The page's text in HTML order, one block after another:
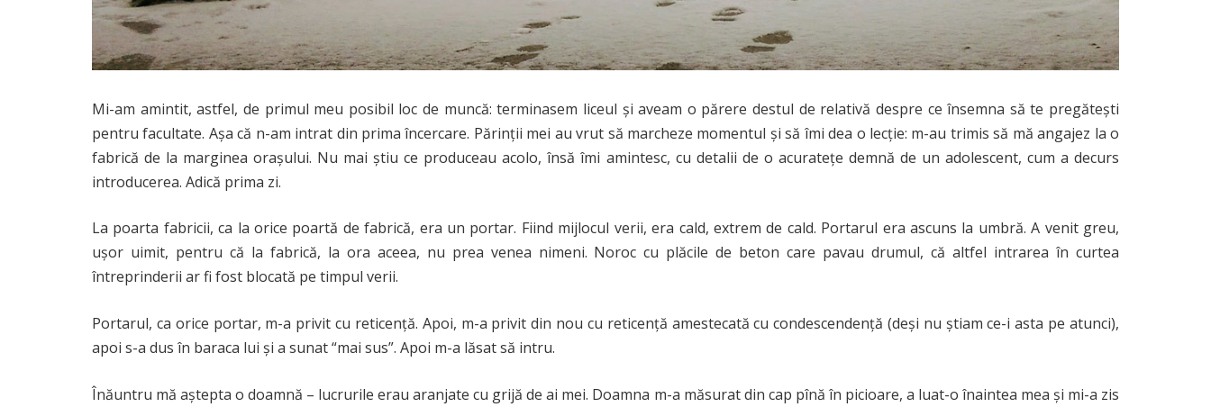
Mi-am amintit, astfel, de primul meu posibil loc de muncă: terminasem liceul și aveam o părere destul de relativă despre ce însemna să te pregătești
pentru facultate. Așa că n-am intrat din prima încercare. Părinții mei au vrut să marcheze momentul și să îmi dea o lecție: m-au trimis să mă angajez la o
fabrică de la marginea orașului. Nu mai știu ce produceau acolo, însă îmi amintesc, cu detalii de o acuratețe demnă de un adolescent, cum a decurs
introducerea. Adică prima zi.
La poarta fabricii, ca la orice poartă de fabrică, era un portar. Fiind mijlocul verii, era cald, extrem de cald. Portarul era ascuns la umbră. A venit greu,
ușor uimit, pentru că la fabrică, la ora aceea, nu prea venea nimeni. Noroc cu plăcile de beton care pavau drumul, că altfel intrarea în curtea
întreprinderii ar fi fost blocată pe timpul verii.
Portarul, ca orice portar, m-a privit cu reticență. Apoi, m-a privit din nou cu reticență amestecată cu condescendență (deși nu știam ce-i asta pe atunci),
apoi s-a dus în baraca lui și a sunat “mai sus”. Apoi m-a lăsat să intru.
Înăuntru mă aștepta o doamnă – lucrurile erau aranjate cu grijă de ai mei. Doamna m-a măsurat din cap pînă în picioare, a luat-o înaintea mea și mi-a zis